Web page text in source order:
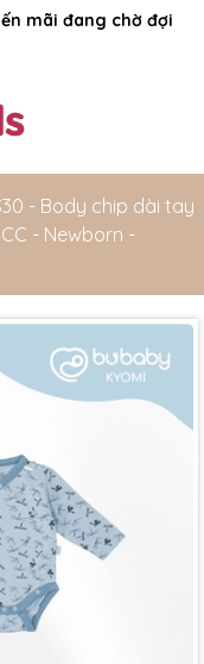
mãi đang chờ đợi
- Body chip dài tay
- Newborn -